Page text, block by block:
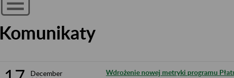
Komunikaty
December
Wdrożenie nowej metryki programu